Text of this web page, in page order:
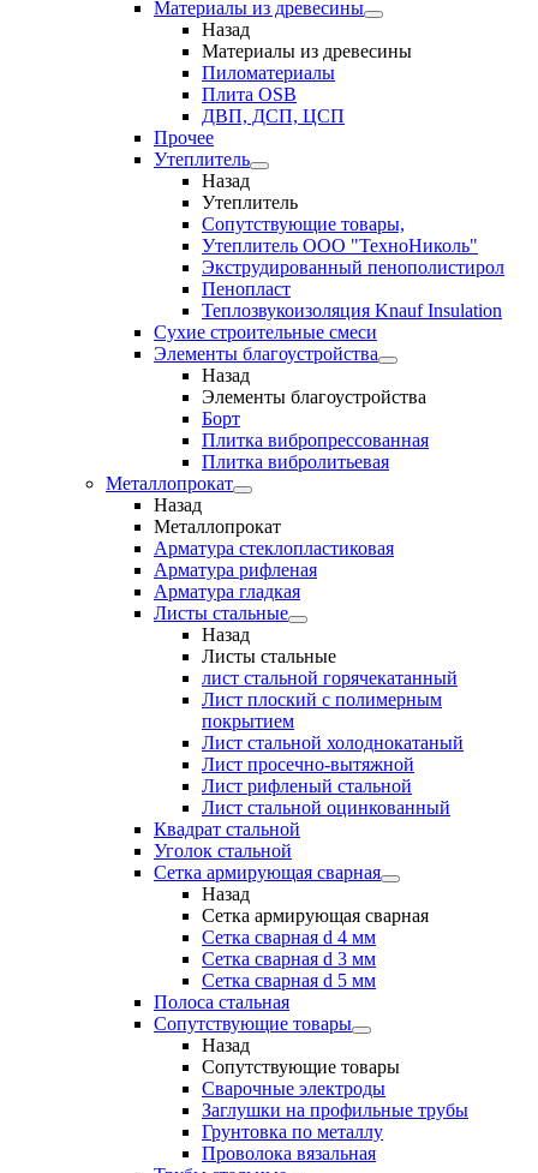
Материалы из древесины
Назад
Материалы из древесины
Пиломатериалы
Плита OSB
ДВП, ДСП, ЦСП
Прочее
Утеплитель
Назад
Утеплитель
Сопутствующие товары,
Утеплитель ООО "ТехноНиколь"
Экструдированный пенополистирол
Пенопласт
Теплозвукоизоляция Knauf Insulation
Сухие строительные смеси
Элементы благоустройства
Назад
Элементы благоустройства
Борт
Плитка вибропрессованная
Плитка вибролитьевая
Металлопрокат
Назад
Металлопрокат
Арматура стеклопластиковая
Арматура рифленая
Арматура гладкая
Листы стальные
Назад
Листы стальные
лист стальной горячекатанный
Лист плоский с полимерным
покрытием
Лист стальной холоднокатаный
Лист просечно-вытяжной
Лист рифленый стальной
Лист стальной оцинкованный
Квадрат стальной
Уголок стальной
Сетка армирующая сварная
Назад
Сетка армирующая сварная
Сетка сварная d 4 мм
Сетка сварная d 3 мм
Сетка сварная d 5 мм
Полоса стальная
Сопутствующие товары
Назад
Сопутствующие товары
Сварочные электроды
Заглушки на профильные трубы
Грунтовка по металлу
Проволока вязальная